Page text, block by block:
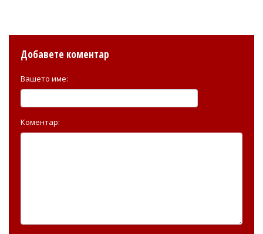
Добавете коментар
Вашето име:
Коментар: